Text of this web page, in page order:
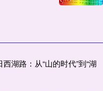
湖路：从“山的时代”到“湖